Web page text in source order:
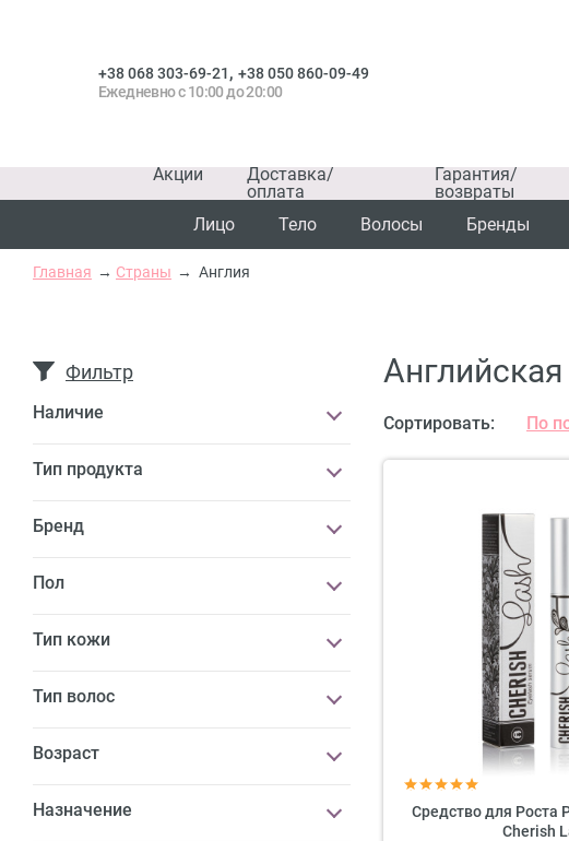
+38 068 303-69-21, +38 050 860-09-49
Ежедневно с 10:00 до 20:00
Акции
Доставка/
оплата
Гарантия/
возвраты
Лицо
Тело Волосы Бренды
Главная Страны Англия
Фильтр
Наличие
Тип продукта
Бренд
Пол
Тип кожи
Тип волос
Возраст
Назначение
Сортировать: По
Средство для Роста
Cherish